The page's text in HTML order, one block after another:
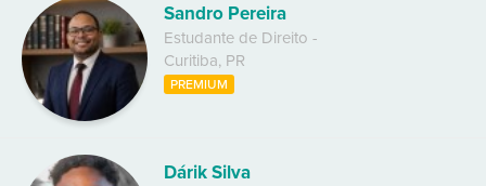
Sandro Pereira
Estudante de Direito -
Curitiba, PR
PREMIUM
Dárik Silva